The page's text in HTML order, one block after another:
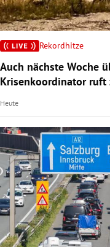
Untermenü
Untermenü
Untermenü
Untermenü
Untermenü
Untermenü
Untermenü
Rekordhitze
Auch nächste Woche
Krisenkoordinator ruft
Heute